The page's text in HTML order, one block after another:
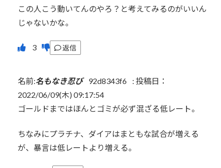
この人こう動いてんのやろ？と考えてみるのがいいん
じゃないかな。
返信
名前:名もなき忍び 92d8343f6 : 投稿日：
2022/06/09(木) 09:17:54
ゴールドまではほんとゴミが必ず混ざる低レート。
ちなみにプラチナ、ダイアはまともな試合が増える
が、暴言は低レートより増える。